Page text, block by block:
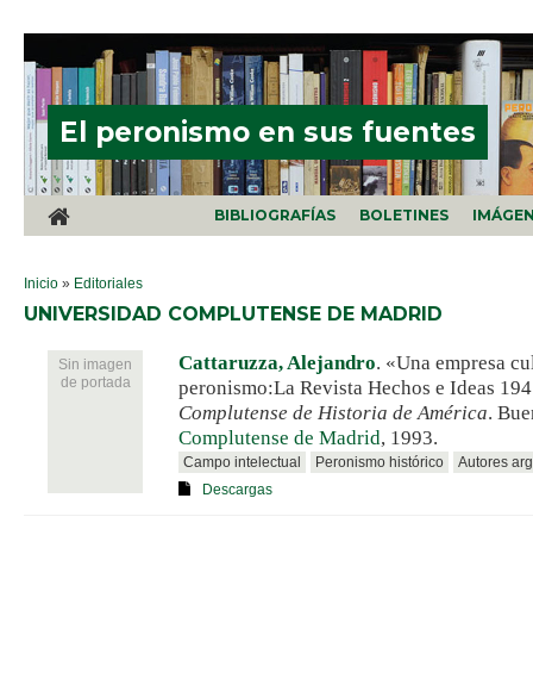
El peronismo en sus fuentes
BIBLIOGRAFÍAS BOLETINES
SE ENCUENTRA USTED AQUÍ
Inicio » Editoriales
UNIVERSIDAD COMPLUTENSE DE MADRID
Sin imagen
de portada
Cattaruzza, Alejandro. «Una empresa
peronismo:La Revista Hechos e Ideas
Complutense de Historia de América.
Complutense de Madrid, 1993.
Campo intelectual Peronismo histórico
Autores
Descargas